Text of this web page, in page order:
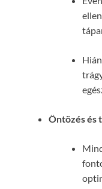
Öntözés és